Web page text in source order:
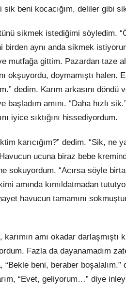
beni kocacığım, deliler gibi
sikmek istediğimi söyledim.
aynı anda sikmek
mutfağa gittim. Pazardan taze
okşuyordu, doymamıştı halen.
dedim. Karım arkasını döndü
amını. “Daha hızlı
iyice sıktığını hissediyordum.
karıcığım?” dedim. “Sik, ne
ucuna biraz bebe
sokuyordum. “Acırsa söyle
amında kımıldatmadan
havucun tamamını
karımın amı okadar
Fazla da dayanamadım
beni, beraber boşalalım.”
“Evet, geliyorum…” diye